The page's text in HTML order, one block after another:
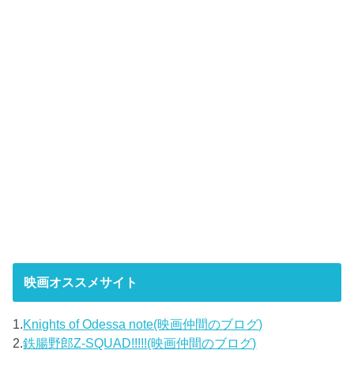
映画オススメサイト
1.Knights of Odessa note(映画仲間のブログ)
2.鉄腸野郎Z-SQUAD!!!!!(映画仲間のブログ)